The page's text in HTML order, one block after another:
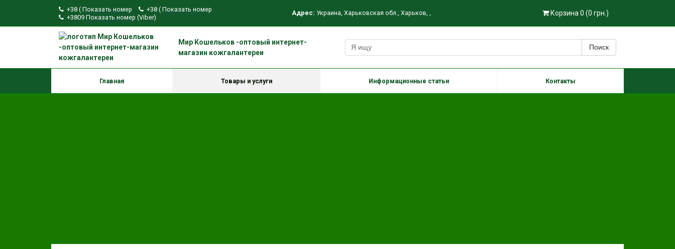
+38 ( Показать номер +38 ( Показать номер
+3809 Показать номер (Viber)
Адрес: Украина, Харьковская обл., Харьков, , Корзина 0 (0 грн.)
Мир Кошельков -оптовый интернет-
магазин кожгалантереи
Поиск
Главная Товары и услуги Информационные статьи Контакты